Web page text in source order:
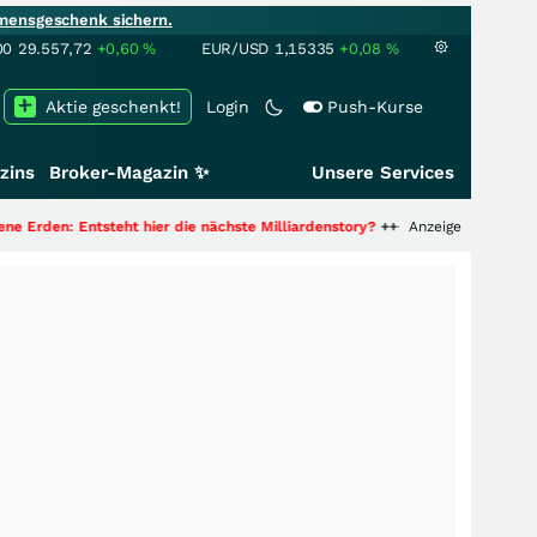
sichern.
29.557,72 +0,60% EUR/USD 1,15335 +0,08 %
Login Push-Kurse
Aktie geschenkt!
Broker-Magazin ✨ Unsere Services
Entsteht hier die nächste Milliardenstory?+++ Anzeige